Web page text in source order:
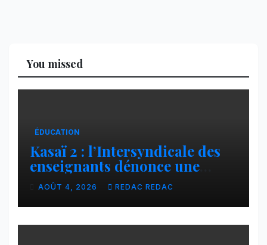
You missed
ÉDUCATION
Kasaï 2 : l’Intersyndicale des
enseignants dénonce une
contribution financière
imposée aux écoles de la
CNCA
AOÛT 4, 2026 REDAC REDAC